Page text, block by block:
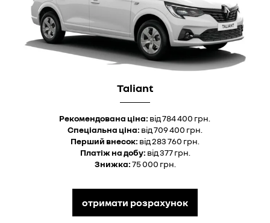
Taliant
Рекомендована ціна: від 784 400 грн.
Спеціальна ціна: від 709 400 грн.
Перший внесок: від 283 760 грн.
Платіж на добу: від 377 грн.
Знижка:75 000 грн.
отримати розрахунок